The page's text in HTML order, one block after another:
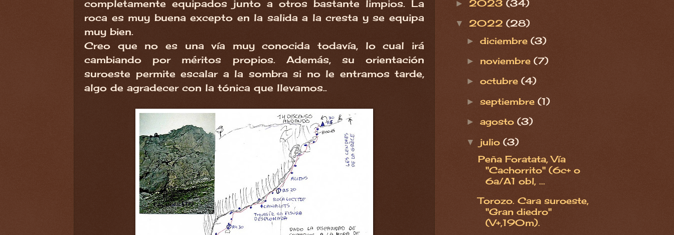
completamente equipados junto a otros bastante limpios. La
roca es muy buena excepto en la salida a la cresta y se equipa
muy bien.
Creo que no es una vía muy conocida todavía, lo cual irá
cambiando por méritos propios. Además, su orientación
suroeste permite escalar a la sombra si no le entramos tarde,
algo de agradecer con la tónica que llevamos..
► 2023 (34)
▼ 2022 (28)
►diciembre(3)
► noviembre(7)
►octubre(4)
►septiembre(1)
►agosto(3)
▼ julio(3)
Peña Foratata, Vía
"Cachorrito" (6c+ o
6a/A1 obl, ...
Torozo. Cara suroeste,
"Gran diedro"
(V+,190m).